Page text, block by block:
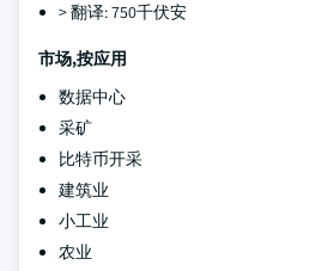
> 翻译: 750千伏安
市场,按应用
数据中心
采矿
比特币开采
建筑业
小工业
农业